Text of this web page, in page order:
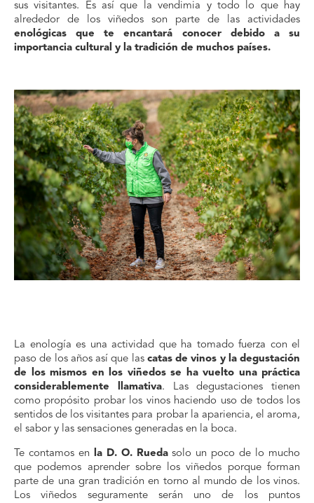
sus visitantes. Es así que la vendimia y todo lo que hay
alrededor de los viñedos son parte de las actividades
enológicas que te encantará conocer debido a su
importancia cultural y la tradición de muchos países.
La enología es una actividad que ha tomado fuerza con el
paso de los años así que las catas de vinos y la degustación
de los mismos en los viñedos se ha vuelto una práctica
considerablemente llamativa. Las degustaciones tienen
como propósito probar los vinos haciendo uso de todos los
sentidos de los visitantes para probar la apariencia, el aroma,
el sabor y las sensaciones generadas en la boca.
Te contamos en la D. O. Ruedasolo un poco de lo mucho
que podemos aprender sobre los viñedos porque forman
parte de una gran tradición en torno al mundo de los vinos.
Los viñedos seguramente serán uno de los puntos